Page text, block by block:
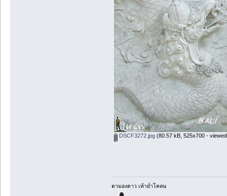
DSCF3272.jpg(80.57 kB, 525x700 -
ตามองดาว เท้าย่ำโคลน